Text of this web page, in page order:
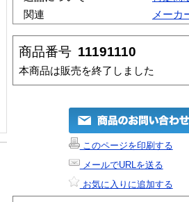
関連
メーカ
商品番号 11191110
本商品は販売を終了しました
このページを印刷する
メールでURLを送る
お気に入りに追加する